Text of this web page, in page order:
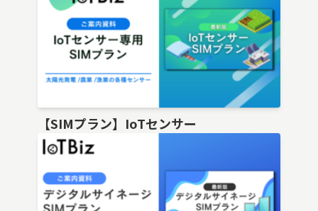
【SIMプラン】IoTセンサー